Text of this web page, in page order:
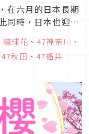
在六月的日本長期
同時，日本也迎來
可以欣賞，當然，
我們一起來看看
麗的景色吧。
繡球花 、 47神奈川 、
47秋田 、 47福井